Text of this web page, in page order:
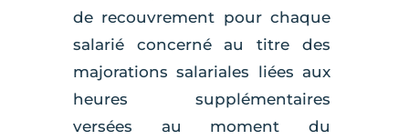
de recouvrement pour chaque
salarié concerné au titre des
majorations salariales liées aux
heures supplémentaires
versées au moment du